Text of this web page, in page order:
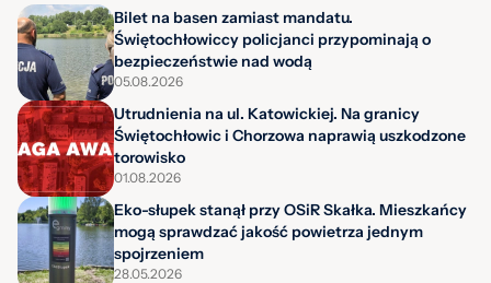
Bilet na basen zamiast mandatu.
Świętochłowiccy policjanci przypominają o
bezpieczeństwie nad wodą
05.08.2026
Utrudnienia na ul. Katowickiej. Na granicy
Świętochłowic i Chorzowa naprawią uszkodzone
torowisko
01.08.2026
Eko-słupek stanął przy OSiR Skałka. Mieszkańcy
mogą sprawdzać jakość powietrza jednym
spojrzeniem
28.05.2026